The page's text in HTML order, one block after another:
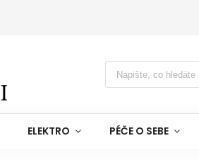
ELEKTRO PÉČE O SEBE